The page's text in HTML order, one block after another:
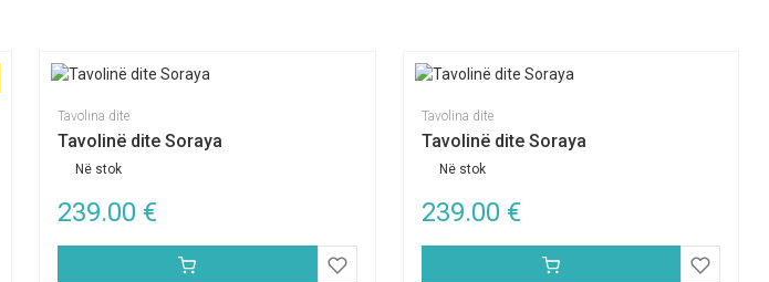
Tavolina dite
Tavolinë dite Soraya
Në stok
239.00 €
Tavolina dite
Tavolinë dite Soraya
Në stok
239.00 €